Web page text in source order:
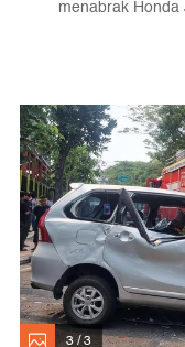
menabrak
3 / 3